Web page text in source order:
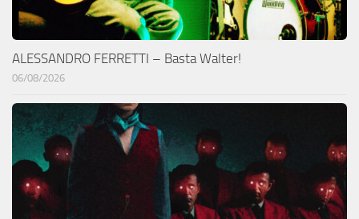
ALESSANDRO FERRETTI – Basta Walter!
06/08/2026